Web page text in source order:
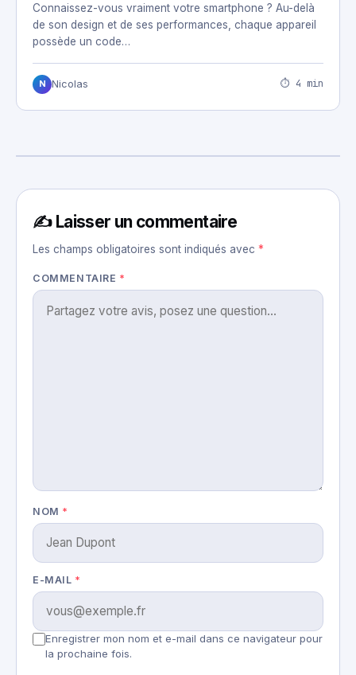
Connaissez-vous vraiment votre smartphone ? Au-delà
de son design et de ses performances, chaque appareil
possède un code…
N Nicolas ⏱ 4 min
✍️ Laisser un commentaire
Les champs obligatoires sont indiqués avec *
COMMENTAIRE *
NOM *
E-MAIL *
Enregistrer mon nom et e-mail dans ce navigateur pour
la prochaine fois.